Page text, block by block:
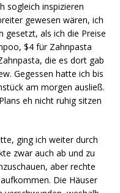
sogleich inspizieren
gewesen wären, ich
als ich die Preise
$4 für Zahnpasta
die es dort gab
Gegessen hatte ich bis
am morgen ausließ.
eh nicht ruhig sitzen
ging ich weiter durch
zwar auch ab und zu
aber rechte
Die Häuser